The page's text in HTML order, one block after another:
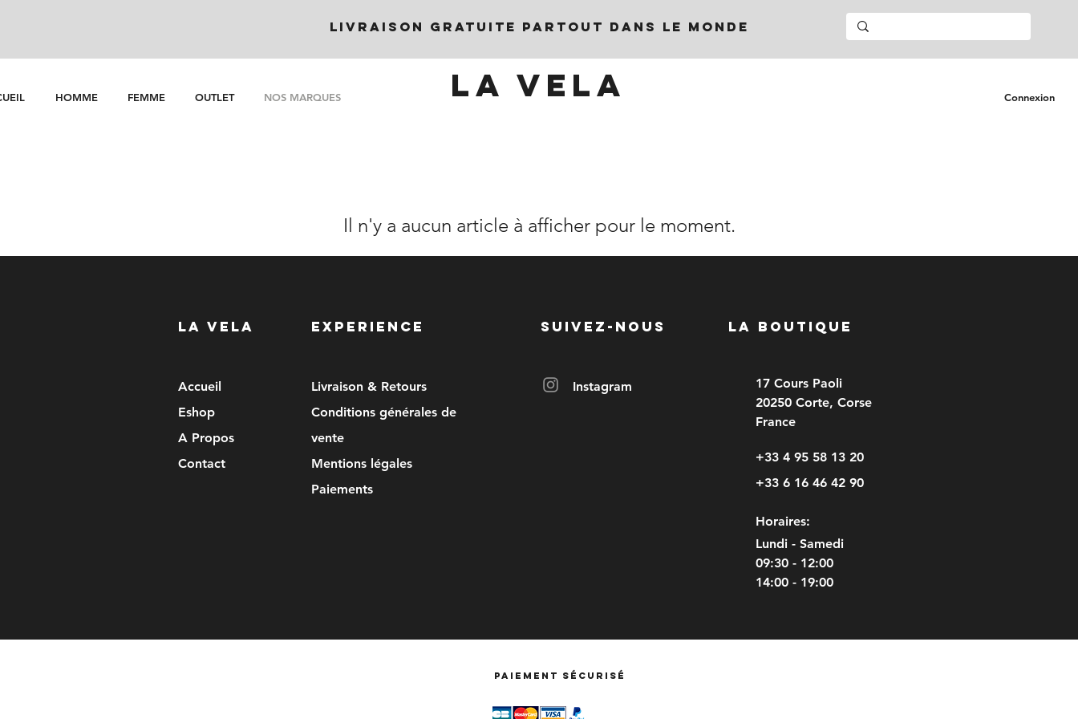
LIVRAISON GRATUITE PARTOUT DANS LE MONDE
HOMME FEMME OUTLET NOS MARQUES LA VELA Connexion
Il n'y a aucun article à afficher pour le moment.
LA VELA EXPERIENCE
Accueil
Eshop
A Propos
Contact
Livraison & Retours
Conditions générales de
vente
Mentions légales
Paiements
SUIVEZ-NOUS
Instagram
LA BOUTIQUE
17 Cours Paoli
20250 Corte, Corse
France
+33 4 95 58 13 20
+33 6 16 46 42 90
Horaires:
Lundi - Samedi
09:30 - 12:00
14:00 - 19:00
Paiement sécurisé